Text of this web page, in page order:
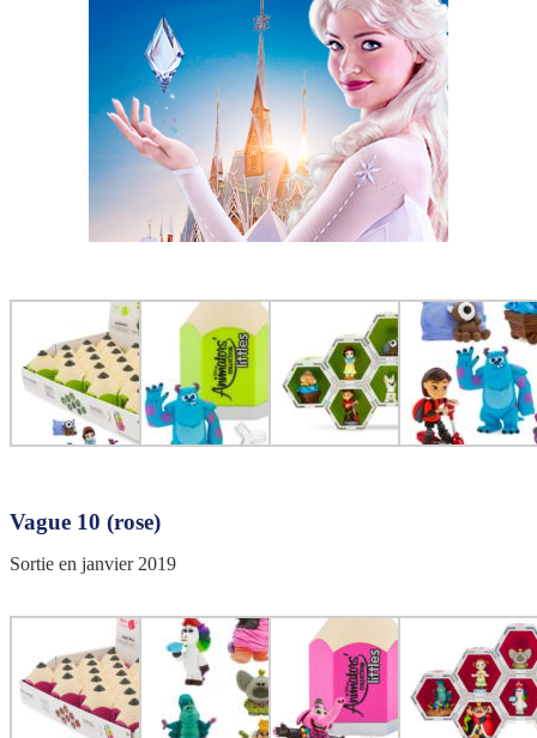
Vague 10 (rose)
Sortie en janvier 2019